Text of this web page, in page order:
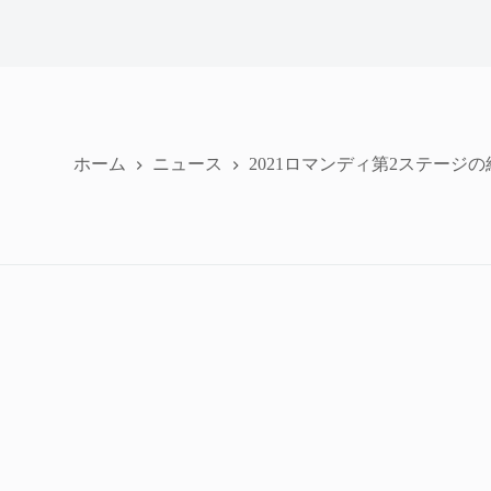
ホーム ニュース 2021ロマンディ第2ステージ